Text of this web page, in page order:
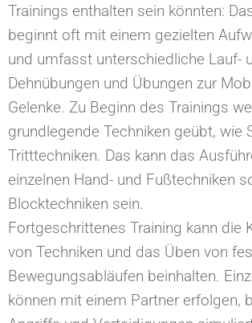
Trainings enthalten sein könnten:
beginnt oft mit einem gezielten
und umfasst unterschiedliche Lauf-
Dehnübungen und Übungen zur
Gelenke. Zu Beginn des Trainings
grundlegende Techniken geübt, wie
Tritttechniken. Das kann das
einzelnen Hand- und Fußtechniken
Blocktechniken sein.
Fortgeschrittenes Training kann die
von Techniken und das Üben von
Bewegungsabläufen beinhalten.
können mit einem Partner erfolgen,